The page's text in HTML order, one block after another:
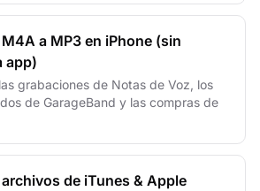
a MP3 en iPhone (sin
app)
grabaciones de Notas de Voz, los
de GarageBand y las compras de
de iTunes & Apple